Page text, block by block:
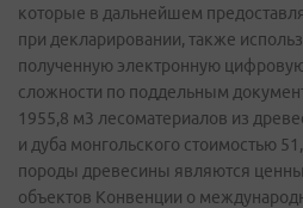
которые в дальнейшем
при декларировании, также
полученную электронную
сложности по поддельным
1955,8 м3 лесоматериалов из
и дуба монгольского стоимостью
породы древесины являются
объектов Конвенции о